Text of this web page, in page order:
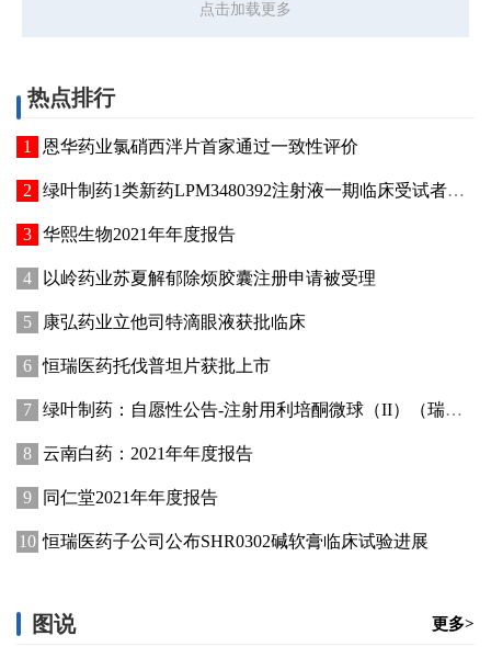
点击加载更多
热点排行
恩华药业氯硝西泮片首家通过一致性评价
绿叶制药1类新药LPM3480392注射液一期临床受试者入组
华熙生物2021年年度报告
以岭药业苏夏解郁除烦胶囊注册申请被受理
康弘药业立他司特滴眼液获批临床
恒瑞医药托伐普坦片获批上市
绿叶制药：自愿性公告-注射用利培酮微球（II）（瑞欣妥）获国家药品监督管理局批准上市
云南白药：2021年年度报告
同仁堂2021年年度报告
恒瑞医药子公司公布SHR0302碱软膏临床试验进展
图说 更多>